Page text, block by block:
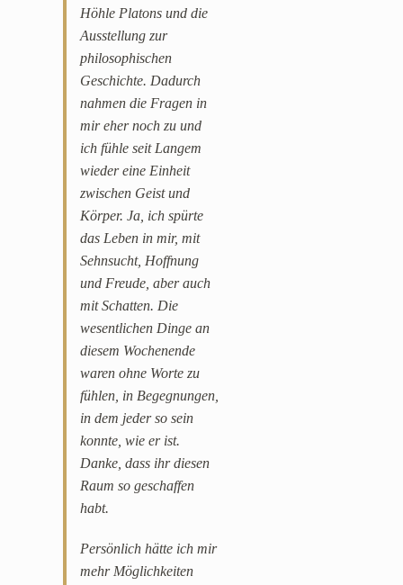
Höhle Platons und die
Ausstellung zur
philosophischen
Geschichte. Dadurch
nahmen die Fragen in
mir eher noch zu und
ich fühle seit Langem
wieder eine Einheit
zwischen Geist und
Körper. Ja, ich spürte
das Leben in mir, mit
Sehnsucht, Hoffnung
und Freude, aber auch
mit Schatten. Die
wesentlichen Dinge an
diesem Wochenende
waren ohne Worte zu
fühlen, in Begegnungen,
in dem jeder so sein
konnte, wie er ist.
Danke, dass ihr diesen
Raum so geschaffen
habt.
Persönlich hätte ich mir
mehr Möglichkeiten